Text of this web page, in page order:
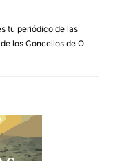
tu periódico de las
los Concellos de O